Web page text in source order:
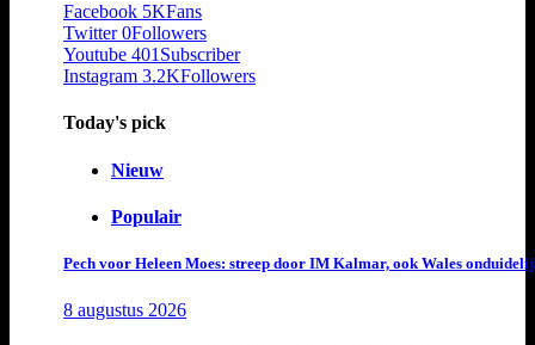
Facebook 5KFans
Twitter 0Followers
Youtube 401 Subscriber
Instagram 3.2KFollowers
Today's pick
Nieuw
Populair
Pech voor Heleen Moes: streep door IM Kalmar, ook Wales
8 augustus 2026